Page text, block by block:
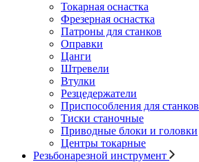
Токарная оснастка
Фрезерная оснастка
Патроны для станков
Оправки
Цанги
Штревели
Втулки
Резцедержатели
Приспособления для станков
Тиски станочные
Приводные блоки и головки
Центры токарные
Резьбонарезной инструмент